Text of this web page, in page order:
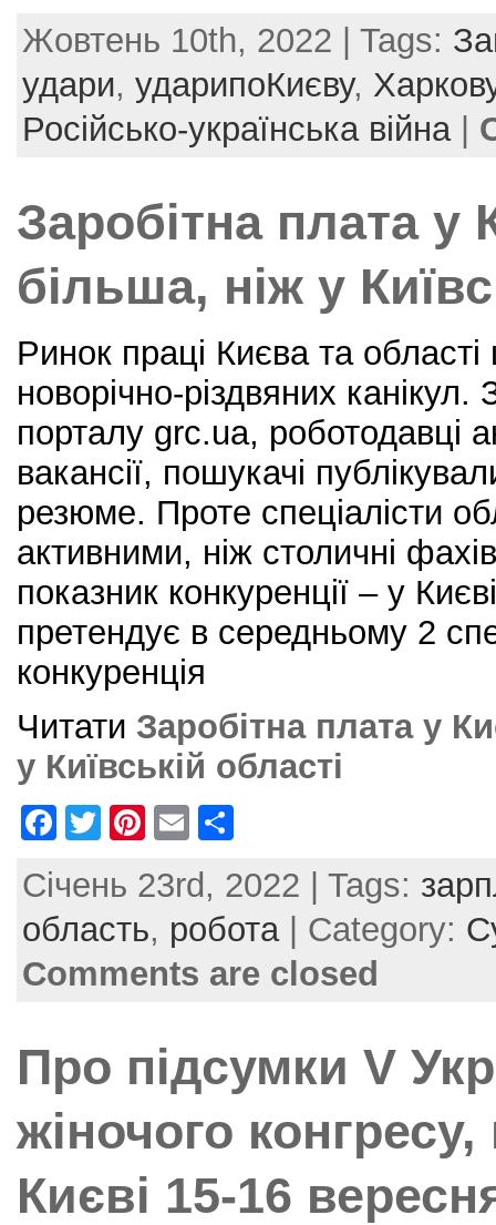
c
e
b
k
itt
er
er
e
st
ai
l
ar
e
Жовтень 10th, 2022 | Tags:
удари, ударипоКиєву,
Російсько-українська війна|
Заробітна плата у
більша, ніж у
Ринок праці Києва та
новорічно-різдвяних
порталу grc.ua, роботодавці
вакансії, пошукачі
резюме. Проте спеціалісти
активними, ніж столичні
показник конкуренції – у
претендує в середньому 2
конкуренція
Читати Заробітна плата у
у Київській області
F
c
e
b
k
T
itt
er
Pi
er
e
st
E
ai
l
ar
e
Січень 23rd, 2022 | Tags:
область, робота| Category:
Comments are closed
Про підсумки V
жіночого
Києві 15-16